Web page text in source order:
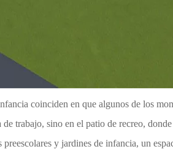
coinciden en que algunos de los
trabajo, sino en el patio de recreo,
y jardines de infancia, un